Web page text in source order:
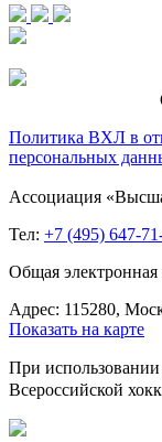
Политика ВХЛ в
персональных
Ассоциация
Тел: +7 (495) 647-
Общая электронная
Адрес: 115280,
Показать на карте
При
Всероссийской